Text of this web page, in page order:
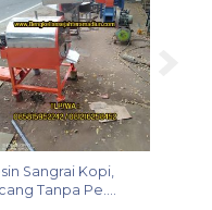
Sangrai Kopi,
Tanpa Pe....